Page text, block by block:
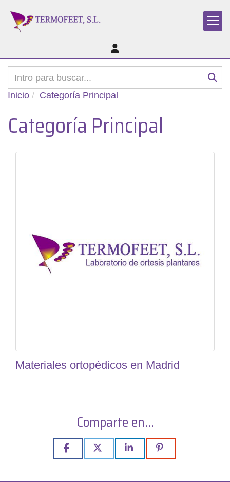
Inicio Categoría Principal
Categoría Principal
Materiales ortopédicos en Madrid
Comparte en...